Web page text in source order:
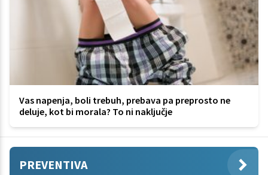
Vas napenja, boli trebuh, prebava pa preprosto ne
deluje, kot bi morala? To ni naključje
PREVENTIVA